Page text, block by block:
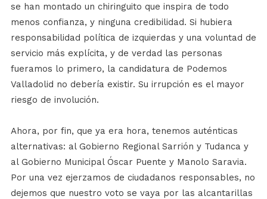
se han montado un chiringuito que inspira de todo
menos confianza, y ninguna credibilidad. Si hubiera
responsabilidad política de izquierdas y una voluntad de
servicio más explícita, y de verdad las personas
fueramos lo primero, la candidatura de Podemos
Valladolid no debería existir. Su irrupción es el mayor
riesgo de involución.
Ahora, por fin, que ya era hora, tenemos auténticas
alternativas: al Gobierno Regional Sarrión y Tudanca y
al Gobierno Municipal Óscar Puente y Manolo Saravia.
Por una vez ejerzamos de ciudadanos responsables, no
dejemos que nuestro voto se vaya por las alcantarillas